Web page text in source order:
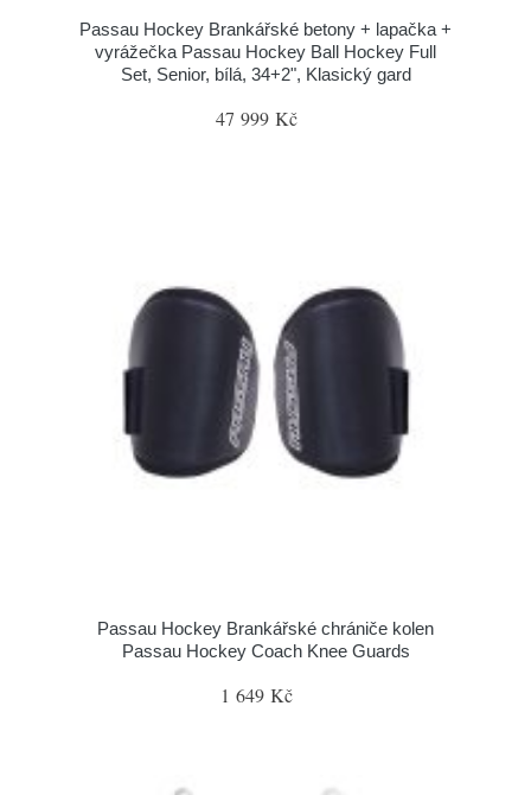
Passau Hockey Brankářské betony + lapačka +
vyrážečka Passau Hockey Ball Hockey Full
Set, Senior, bílá, 34+2", Klasický gard
47 999 Kč
Passau Hockey Brankářské chrániče kolen
Passau Hockey Coach Knee Guards
1 649 Kč